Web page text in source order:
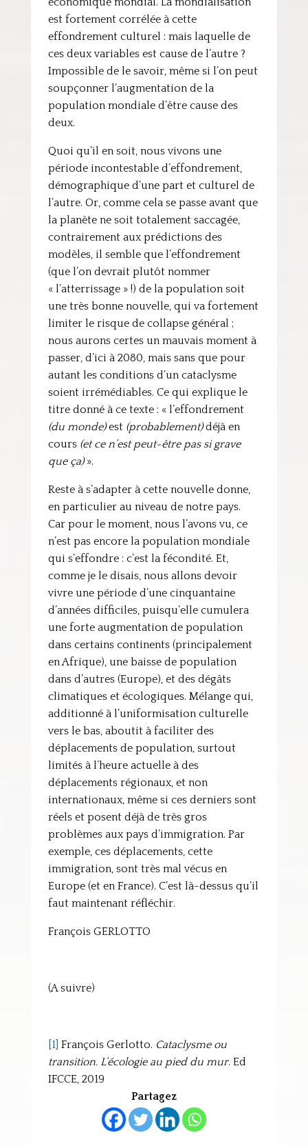
est fortement corrélée à cette
effondrement culturel : mais laquelle de
ces deux variables est cause de l’autre ?
Impossible de le savoir, même si l’on peut
soupçonner l’augmentation de la
population mondiale d’être cause des
deux.
Quoi qu’il en soit, nous vivons une
période incontestable d’effondrement,
démographique d’une part et culturel de
l’autre. Or, comme cela se passe avant que
la planète ne soit totalement saccagée,
contrairement aux prédictions des
modèles, il semble que l’effondrement
(que l’on devrait plutôt nommer
« l’atterrissage » !) de la population soit
une très bonne nouvelle, qui va fortement
limiter le risque de collapse général ;
nous aurons certes un mauvais moment à
passer, d’ici à 2080, mais sans que pour
autant les conditions d’un cataclysme
soient irrémédiables. Ce qui explique le
titre donné à ce texte : « l’effondrement
(du monde)est (probablement)déjà en
cours (et ce n’est peut-être pas si grave
que ça)».
Reste à s’adapter à cette nouvelle donne,
en particulier au niveau de notre pays.
Car pour le moment, nous l’avons vu, ce
n’est pas encore la population mondiale
qui s’effondre : c’est la fécondité. Et,
comme je le disais, nous allons devoir
vivre une période d’une cinquantaine
d’années difficiles, puisqu’elle cumulera
une forte augmentation de population
dans certains continents (principalement
en Afrique), une baisse de population
dans d’autres (Europe), et des dégâts
climatiques et écologiques. Mélange qui,
additionné à l’uniformisation culturelle
vers le bas, aboutit à faciliter des
déplacements de population, surtout
limités à l’heure actuelle à des
déplacements régionaux, et non
internationaux, même si ces derniers sont
réels et posent déjà de très gros
problèmes aux pays d’immigration. Par
exemple, ces déplacements, cette
immigration, sont très mal vécus en
Europe (et en France). C’est là-dessus qu’il
faut maintenant réfléchir.
François GERLOTTO
(A suivre)
[1] François Gerlotto. Cataclysme ou
transition. L’écologie au pied du mur. Ed
IFCCE, 2019
Partagez